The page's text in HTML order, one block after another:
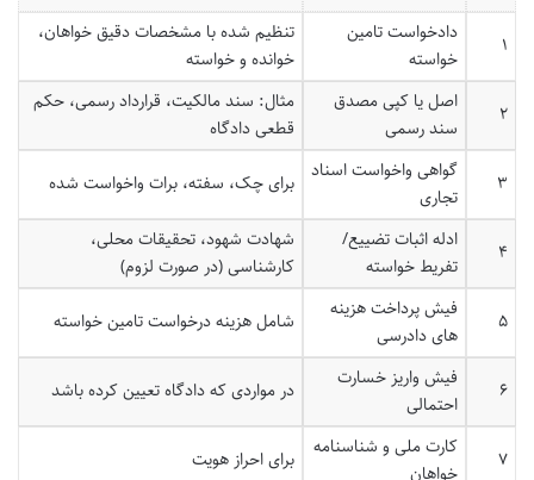
۱
دادخواست تامین
خواسته
تنظیم شده با مشخصات دقیق خواهان،
خوانده و خواسته
۲
اصل یا کپی مصدق
سند رسمی
مثال: سند مالکیت، قرارداد رسمی، حکم
قطعی دادگاه
۳
گواهی واخواست اسناد
تجاری
برای چک، سفته، برات واخواست شده
۴
ادله اثبات تضییع/
تفریط خواسته
شهادت شهود، تحقیقات محلی،
کارشناسی (در صورت لزوم)
۵
فیش پرداخت هزینه
های دادرسی
شامل هزینه درخواست تامین خواسته
۶
فیش واریز خسارت
احتمالی
در مواردی که دادگاه تعیین کرده باشد
۷
کارت ملی و شناسنامه
خواهان
برای احراز هویت